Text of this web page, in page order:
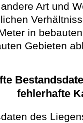
Art und
in
Gebieten
fehlerhafte
des